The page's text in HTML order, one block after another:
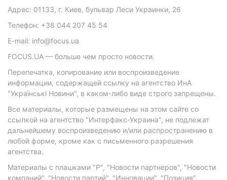
Адрес: 01133, г. Киев, бульвар Леси Украинки, 26
Телефон: +38 044 207 45 54
E-mail: info@focus.ua
FOCUS.UA — больше чем просто новости.
Перепечатка, копирование или воспроизведение
информации, содержащей ссылку на агентство ИнА
"Українські Новини", в каком-либо виде строго запрещены.
Все материалы, которые размещены на этом сайте со
ссылкой на агентство "Интерфакс-Украина", не подлежат
дальнейшему воспроизведению и/или распространению в
любой форме, кроме как с письменного разрешения
агентства.
Материалы с плашками "Р", "Новости партнеров", "Новости
компаний", "Новости партий", "Инновации", "Позиция",